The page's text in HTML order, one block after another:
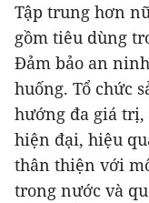
Tập trung hơn
gồm tiêu dùng
Đảm bảo an
huống. Tổ chức
hướng đa giá
hiện đại, hiệu
thân thiện với
trong nước và